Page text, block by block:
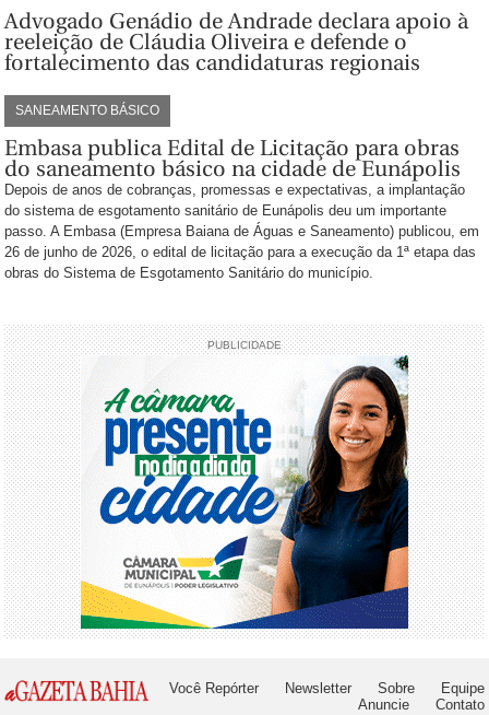
Advogado Genádio de Andrade declara apoio à
reeleição de Cláudia Oliveira e defende o
fortalecimento das candidaturas regionais
SANEAMENTO BÁSICO
Embasa publica Edital de Licitação para obras
do saneamento básico na cidade de Eunápolis
Depois de anos de cobranças, promessas e expectativas, a implantação
do sistema de esgotamento sanitário de Eunápolis deu um importante
passo. A Embasa (Empresa Baiana de Águas e Saneamento) publicou, em
26 de junho de 2026, o edital de licitação para a execução da 1ª etapa das
obras do Sistema de Esgotamento Sanitário do município.
PUBLICIDADE
Você Repórter Newsletter Sobre
Equipe
Anuncie
Contato